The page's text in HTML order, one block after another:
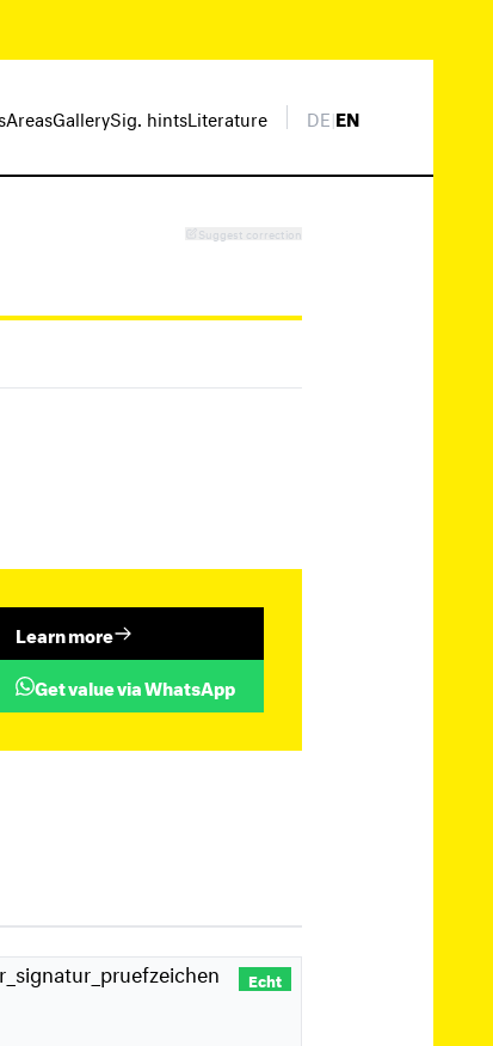
AreasGallerySig. hintsLiterature DE|EN
Suggest correction
Learn more
Get value via WhatsApp
Echt